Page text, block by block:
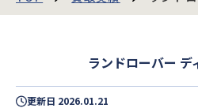
ランドローバー デ
更新日 2026.01.21